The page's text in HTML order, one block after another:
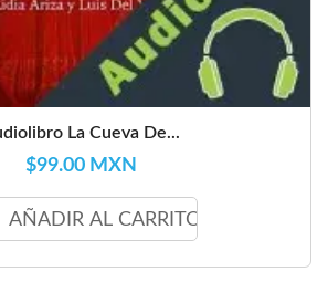
La Cueva De...
$99.00 MXN
AÑADIR AL CARRITO